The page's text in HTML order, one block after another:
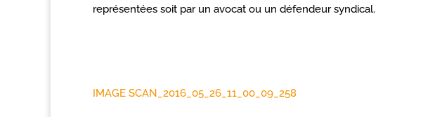
représentées soit par un avocat ou un défendeur syndical.
IMAGE SCAN_2016_05_26_11_00_09_258